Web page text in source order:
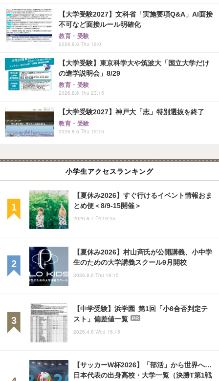
【大学受験2027】文科省「実施要項Q&A」AI面接
不可など面接ルール明確化
教育・受験
2026.8.6 Thu 19:0
【大学受験】東京科学大や筑波大「国立大学だけ
の進学説明会」8/29
教育・受験
2026.8.6 Thu 23:15
【大学受験2027】神戸大「志」特別選抜を終了
教育・受験
2026.8.6 Thu 19:15
小学生アクセスランキング
【夏休み2026】すぐ行けるイベント情報おま
とめ便＜8/9-15開催＞
2026.8.7 Fri 19:45
【夏休み2026】村山斉氏が公開講義、小中学
生のための大学講義スクール9月開校
2026.8.6 Thu 19:15
【中学受験】浜学園 第1回「小6合否判定テ
スト」偏差値一覧
PR
2026.4.8 Wed 16:15
【サッカーW杯2026】「部活」から世界へ…
日本代表の出身高校・大学一覧（決勝T第1戦